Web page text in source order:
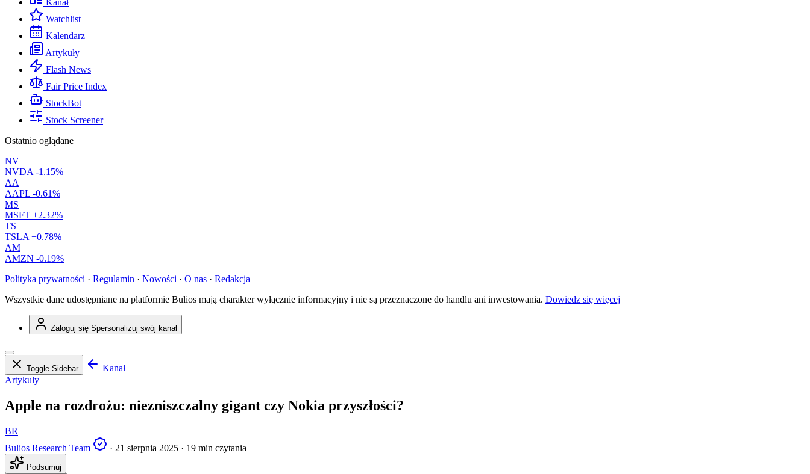
Kanał
Watchlist
Kalendarz
Artykuły
Flash News
Fair Price Index
StockBot
Stock Screener
Ostatnio oglądane
NV
NVDA -1.15%
AA
AAPL -0.61%
MS
MSFT +2.32%
TS
TSLA +0.78%
AM
AMZN -0.19%
Polityka prywatności · Regulamin · Nowości · O nas · Redakcja
Wszystkie dane udostępniane na platformie Bulios mają charakter wyłącznie informacyjny i nie są przeznaczone do handlu ani inwestowania. Dowiedz się więcej
Zaloguj się Spersonalizuj swój kanał
Toggle Sidebar
Kanał
Artykuły
Apple na rozdrożu: niezniszczalny gigant czy Nokia przyszłości?
BR
Bulios Research Team
· 21 sierpnia 2025 · 19 min czytania
Podsumuj